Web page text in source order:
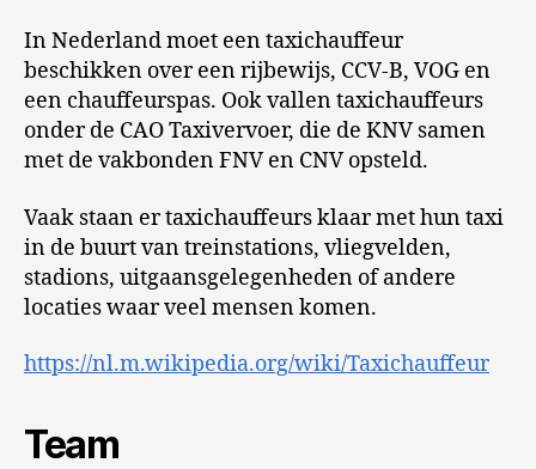
In Nederland moet een taxichauffeur
beschikken over een rijbewijs, CCV-B, VOG en
een chauffeurspas. Ook vallen taxichauffeurs
onder de CAO Taxivervoer, die de KNV samen
met de vakbonden FNV en CNV opsteld.
Vaak staan er taxichauffeurs klaar met hun taxi
in de buurt van treinstations, vliegvelden,
stadions, uitgaansgelegenheden of andere
locaties waar veel mensen komen.
https://nl.m.wikipedia.org/wiki/Taxichauffeur
Team